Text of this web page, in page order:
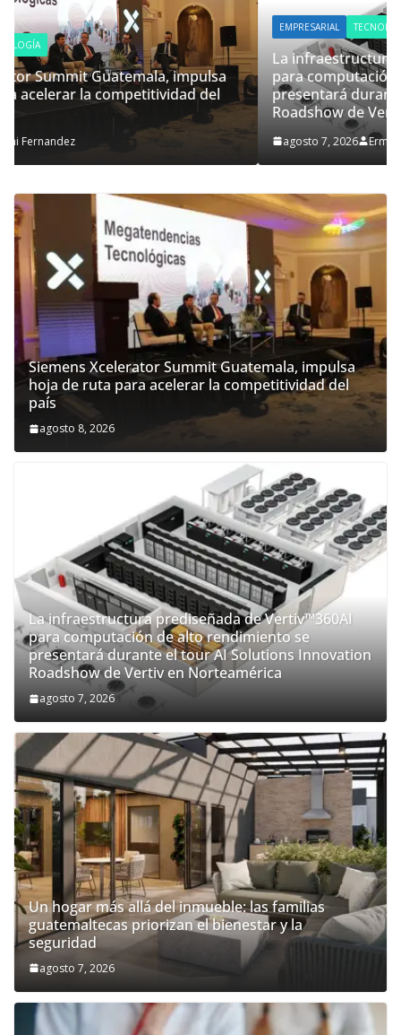
EMPRESARIAL TECNOLOGÍA
La infraestructura prediseñada de Vertiv™360AI
para computación de alto rendimiento se
presentará durante el tour AI Solutions Innovation
Roadshow de Vertiv en Norteamérica
agosto 7, 2026 Ermi Fernandez
Siemens Xcelerator Summit Guatemala, impulsa
hoja de ruta para acelerar la competitividad del
país
agosto 8, 2026
La infraestructura prediseñada de Vertiv™360AI
para computación de alto rendimiento se
presentará durante el tour AI Solutions Innovation
Roadshow de Vertiv en Norteamérica
agosto 7, 2026
Un hogar más allá del inmueble: las familias
guatemaltecas priorizan el bienestar y la
seguridad
agosto 7, 2026